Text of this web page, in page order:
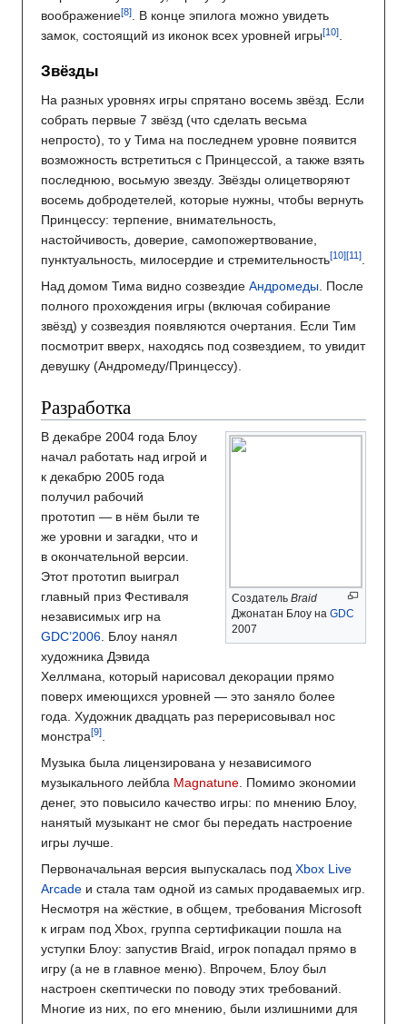
воображение
. В конце эпилога можно увидеть
замок, состоящий из иконок всех уровней игры
.
Звёзды
На разных уровнях игры спрятано восемь звёзд. Если
собрать первые 7 звёзд (что сделать весьма
непросто), то у Тима на последнем уровне появится
возможность встретиться с Принцессой, а также взять
последнюю, восьмую звезду. Звёзды олицетворяют
восемь добродетелей, которые нужны, чтобы вернуть
Принцессу: терпение, внимательность,
настойчивость, доверие, самопожертвование,
пунктуальность, милосердие и стремительность
Над домом Тима видно созвездие Андромеды . После
полного прохождения игры (включая собирание
звёзд) у созвездия появляются очертания. Если Тим
посмотрит вверх, находясь под созвездием, то увидит
девушку (Андромеду/Принцессу).
Разработка
Cоздатель Braid
Джонатан Блоу на GDC
2007
В декабре 2004 года Блоу
начал работать над игрой и
к декабрю 2005 года
получил рабочий
прототип — в нём были те
же уровни и загадки, что и
в окончательной версии.
Этот прототип выиграл
главный приз Фестиваля
независимых игр на
GDC’2006 . Блоу нанял
художника Дэвида
Хеллмана, который нарисовал декорации прямо
поверх имеющихся уровней — это заняло более
года. Художник двадцать раз перерисовывал нос
монстра
Музыка была лицензирована у независимого
музыкального лейбла Magnatune . Помимо экономии
денег, это повысило качество игры: по мнению Блоу,
нанятый музыкант не смог бы передать настроение
игры лучше.
Первоначальная версия выпускалась под Xbox Live
Arcade и стала там одной из самых продаваемых игр.
Несмотря на жёсткие, в общем, требования Microsoft
к играм под Xbox, группа сертификации пошла на
уступки Блоу: запустив Braid, игрок попадал прямо в
игру (а не в главное меню). Впрочем, Блоу был
настроен скептически по поводу этих требований.
Многие из них, по его мнению, были излишними для